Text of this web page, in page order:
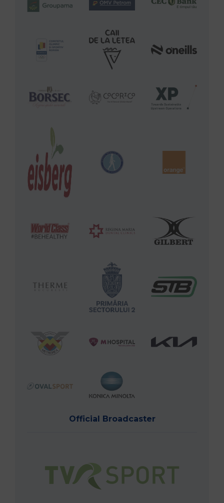
Official Broadcaster